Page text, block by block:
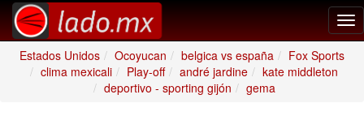
Estados Unidos
Ocoyucan belgica vs españa
Fox Sports
clima mexicali
Play-off andré jardine
kate middleton
deportivo - sporting gijón
gema